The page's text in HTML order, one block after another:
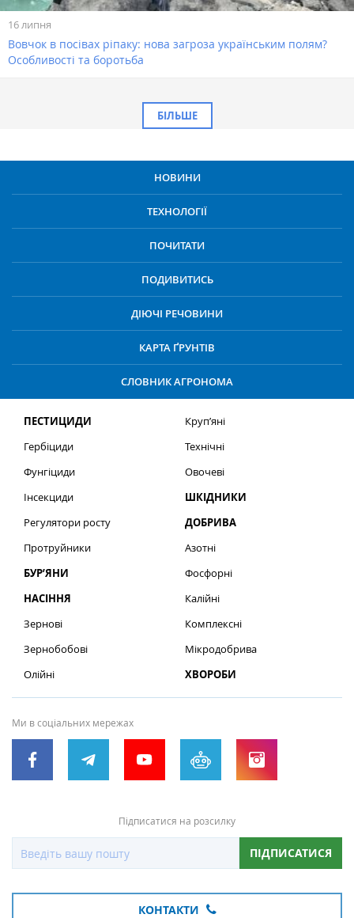
16 липня
Вовчок в посівах ріпаку: нова загроза українським полям?
Особливості та боротьба
БІЛЬШЕ
НОВИНИ
ТЕХНОЛОГІЇ
ПОЧИТАТИ
ПОДИВИТИСЬ
ДІЮЧІ РЕЧОВИНИ
КАРТА ҐРУНТІВ
СЛОВНИК АГРОНОМА
ПЕСТИЦИДИ
Гербіциди
Фунгіциди
Інсекциди
Регулятори росту
Протруйники
БУР’ЯНИ
НАСІННЯ
Зернові
Зернобобові
Олійні
Круп’яні
Технічні
Овочеві
ШКІДНИКИ
ДОБРИВА
Азотні
Фосфорні
Калійні
Комплексні
Мікродобрива
ХВОРОБИ
Ми в соціальних мережах
Підписатися на розсилку
ПІДПИСАТИСЯ
КОНТАКТИ